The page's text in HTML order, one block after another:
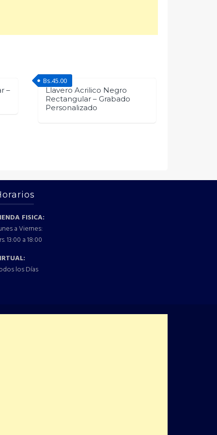
–
Llavero Acrilico Negro
Rectangular – Grabado
Personalizado
Bs.45.00
FISICA:
a Viernes:
13:00 a 18:00
los Días